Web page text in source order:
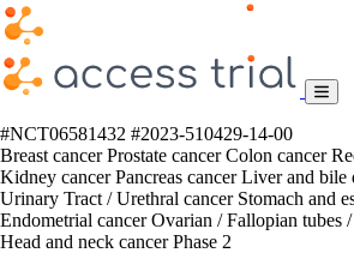
#NCT06581432 #2023-510429-14-00
Breast cancerProstate cancerColon cancer
Kidney cancerPancreas cancerLiver and bile
Urinary Tract / Urethral cancer Stomach and
Endometrial cancerOvarian / Fallopian tubes
Head and neck cancerPhase 2